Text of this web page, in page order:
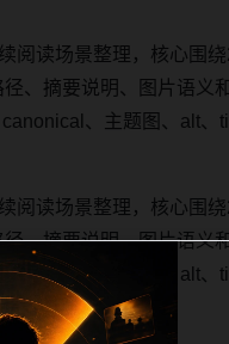
阅读场景整理，核心围
、摘要说明、图片语义
、主题图、alt、
阅读场景整理，核心围
、摘要说明、图片语义
、主题图、alt、